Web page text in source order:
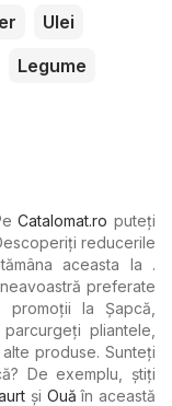
Ulei
Legume
Catalomat.ro puteți
reducerile
aceasta la .
preferate
la Șapcă,
pliantele,
produse. Sunteți
De exemplu, știți
şi Ouă în această